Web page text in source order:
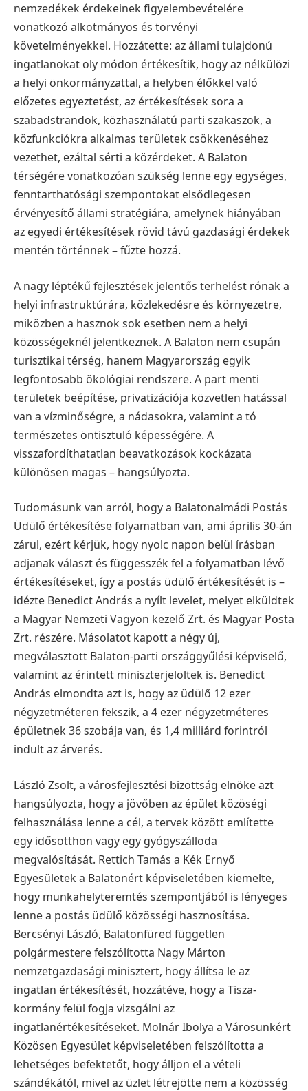
nemzedékek érdekeinek figyelembevételére
vonatkozó alkotmányos és törvényi
követelményekkel. Hozzátette: az állami tulajdonú
ingatlanokat oly módon értékesítik, hogy az nélkülözi
a helyi önkormányzattal, a helyben élőkkel való
előzetes egyeztetést, az értékesítések sora a
szabadstrandok, közhasználatú parti szakaszok, a
közfunkciókra alkalmas területek csökkenéséhez
vezethet, ezáltal sérti a közérdeket. A Balaton
térségére vonatkozóan szükség lenne egy egységes,
fenntarthatósági szempontokat elsődlegesen
érvényesítő állami stratégiára, amelynek hiányában
az egyedi értékesítések rövid távú gazdasági érdekek
mentén történnek – fűzte hozzá.
A nagy léptékű fejlesztések jelentős terhelést rónak a
helyi infrastruktúrára, közlekedésre és környezetre,
miközben a hasznok sok esetben nem a helyi
közösségeknél jelentkeznek. A Balaton nem csupán
turisztikai térség, hanem Magyarország egyik
legfontosabb ökológiai rendszere. A part menti
területek beépítése, privatizációja közvetlen hatással
van a vízminőségre, a nádasokra, valamint a tó
természetes öntisztuló képességére. A
visszafordíthatatlan beavatkozások kockázata
különösen magas – hangsúlyozta.
Tudomásunk van arról, hogy a Balatonalmádi Postás
Üdülő értékesítése folyamatban van, ami április 30-án
zárul, ezért kérjük, hogy nyolc napon belül írásban
adjanak választ és függesszék fel a folyamatban lévő
értékesítéseket, így a postás üdülő értékesítését is –
idézte Benedict András a nyílt levelet, melyet elküldtek
a Magyar Nemzeti Vagyon kezelő Zrt. és Magyar Posta
Zrt. részére. Másolatot kapott a négy új,
megválasztott Balaton-parti országgyűlési képviselő,
valamint az érintett miniszterjelöltek is. Benedict
András elmondta azt is, hogy az üdülő 12 ezer
négyzetméteren fekszik, a 4 ezer négyzetméteres
épületnek 36 szobája van, és 1,4 milliárd forintról
indult az árverés.
László Zsolt, a városfejlesztési bizottság elnöke azt
hangsúlyozta, hogy a jövőben az épület közöségi
felhasználása lenne a cél, a tervek között említette
egy idősotthon vagy egy gyógyszálloda
megvalósítását. Rettich Tamás a Kék Ernyő
Egyesületek a Balatonért képviseletében kiemelte,
hogy munkahelyteremtés szempontjából is lényeges
lenne a postás üdülő közösségi hasznosítása.
Bercsényi László, Balatonfüred független
polgármestere felszólította Nagy Márton
nemzetgazdasági minisztert, hogy állítsa le az
ingatlan értékesítését, hozzátéve, hogy a Tisza-
kormány felül fogja vizsgálni az
ingatlanértékesítéseket. Molnár Ibolya a Városunkért
Közösen Egyesület képviseletében felszólította a
lehetséges befektetőt, hogy álljon el a vételi
szándékától, mivel az üzlet létrejötte nem a közösség